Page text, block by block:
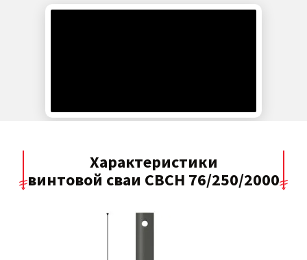
Характеристики
винтовой сваи СВСН 76/250/2000